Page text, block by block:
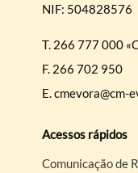
NIF: 504828576
T. 266 777 000
F. 266 702 950
E.cmevora@cm-
Acessos rápidos
Comunicação de